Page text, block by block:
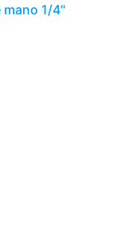
mano 1/4"